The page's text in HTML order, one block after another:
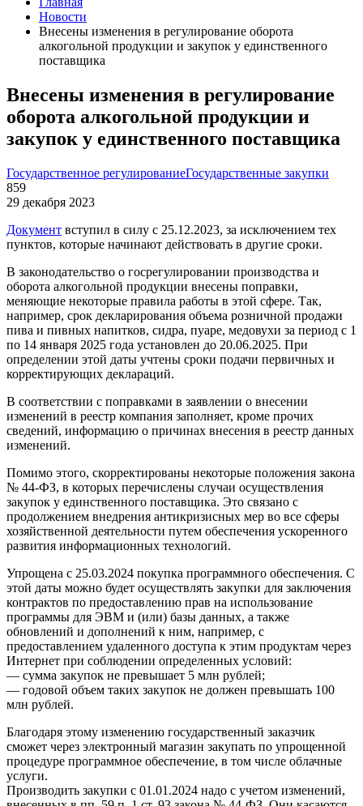
Новости
Внесены изменения в регулирование оборота
алкогольной продукции и закупок у единственного
поставщика
Внесены изменения в регулирование
оборота алкогольной продукции и
закупок у единственного поставщика
Государственное регулированиеГосударственные закупки
859
29 декабря 2023
Документ вступил в силу с 25.12.2023, за исключением тех
пунктов, которые начинают действовать в другие сроки.
В законодательство о госрегулировании производства и
оборота алкогольной продукции внесены поправки,
меняющие некоторые правила работы в этой сфере. Так,
например, срок декларирования объема розничной продажи
пива и пивных напитков, сидра, пуаре, медовухи за период с 1
по 14 января 2025 года установлен до 20.06.2025. При
определении этой даты учтены сроки подачи первичных и
корректирующих деклараций.
В соответствии с поправками в заявлении о внесении
изменений в реестр компания заполняет, кроме прочих
сведений, информацию о причинах внесения в реестр данных
изменений.
Помимо этого, скорректированы некоторые положения закона
№ 44-ФЗ, в которых перечислены случаи осуществления
закупок у единственного поставщика. Это связано с
продолжением внедрения антикризисных мер во все сферы
хозяйственной деятельности путем обеспечения ускоренного
развития информационных технологий.
Упрощена с 25.03.2024 покупка программного обеспечения. С
этой даты можно будет осуществлять закупки для заключения
контрактов по предоставлению прав на использование
программы для ЭВМ и (или) базы данных, а также
обновлений и дополнений к ним, например, с
предоставлением удаленного доступа к этим продуктам через
Интернет при соблюдении определенных условий:
— сумма закупок не превышает 5 млн рублей;
— годовой объем таких закупок не должен превышать 100
млн рублей.
Благодаря этому изменению государственный заказчик
сможет через электронный магазин закупать по упрощенной
процедуре программное обеспечение, в том числе облачные
услуги.
Производить закупки с 01.01.2024 надо с учетом изменений,